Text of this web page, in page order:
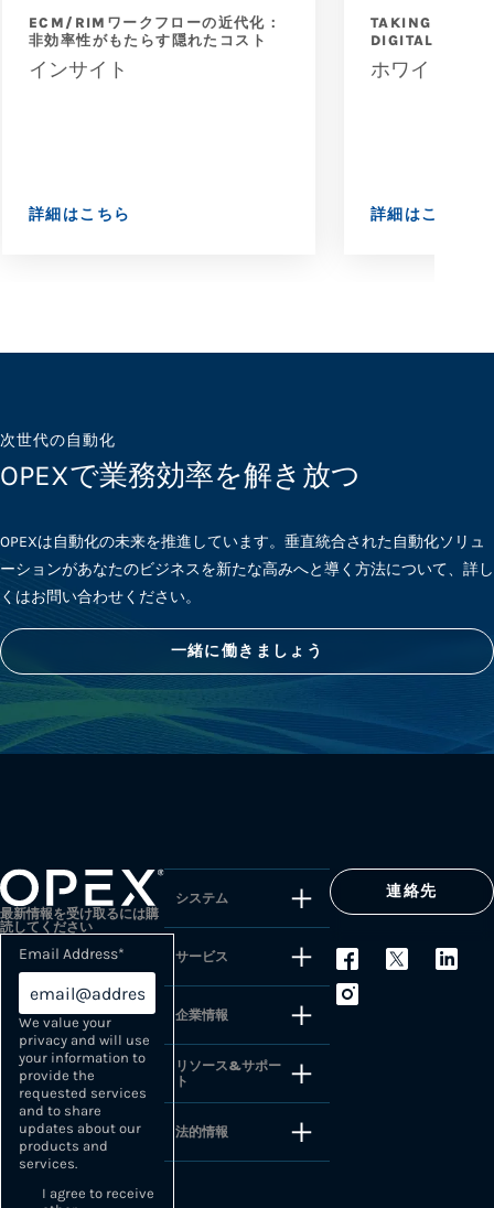
ECM/RIMワークフローの近代化：
非効率性がもたらす隠れたコスト
インサイト
詳細はこちら
TAKING THE
DIGITAL
ホワイトペ
詳細はこちら
次世代の自動化
OPEXで業務効率を解き放つ
OPEXは自動化の未来を推進しています。垂直統合された自動化ソリュ
ーションがあなたのビジネスを新たな高みへと導く方法について、詳し
くはお問い合わせください。
一緒に働きましょう
最新情報を受け取るには購
読してください
Email Address*
We value your
privacy and will use
your information to
provide the
requested services
and to share
updates about our
products and
services.
I agree to receive
システム
サービス
企業情報
リソース&サポー
ト
法的情報
連絡先